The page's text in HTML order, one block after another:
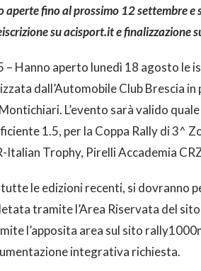
aperte fino al prossimo 12 settembre
su acisport.it e finalizzazione
– Hanno aperto lunedì 18 agosto le
dall’Automobile Club Brescia
L’evento sarà valido
1.5, per la Coppa Rally di 3^
Italian Trophy, Pirelli Accademia
le edizioni recenti, si dovranno
tramite l’Area Riservata del
l’apposita area sul sito
integrativa richiesta.